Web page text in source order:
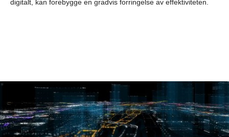
digitalt, kan forebygge en gradvis forringelse av effektiviteten.